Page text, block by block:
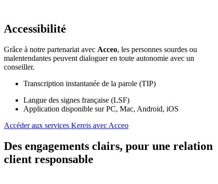
Accessibilité
Grâce à notre partenariat avec Acceo, les personnes sourdes ou
malentendantes peuvent dialoguer en toute autonomie avec un
conseiller.
Transcription instantanée de la parole (TIP)
Langue des signes française (LSF)
Application disponible sur PC, Mac, Android, iOS
Accéder aux services Kereis avec Acceo
Des engagements clairs, pour une relation
client responsable